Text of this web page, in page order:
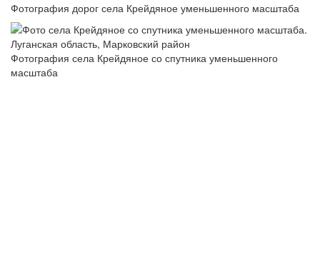
Фотография дорог села Крейдяное уменьшенного масштаба
Фотография села Крейдяное со спутника уменьшенного
масштаба